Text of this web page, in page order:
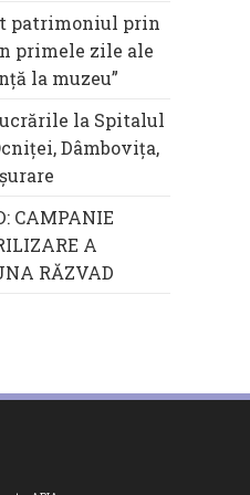
patrimoniul prin
primele zile ale
la muzeu”
la Spitalul
Dâmbovița,
CAMPANIE
A
RĂZVAD